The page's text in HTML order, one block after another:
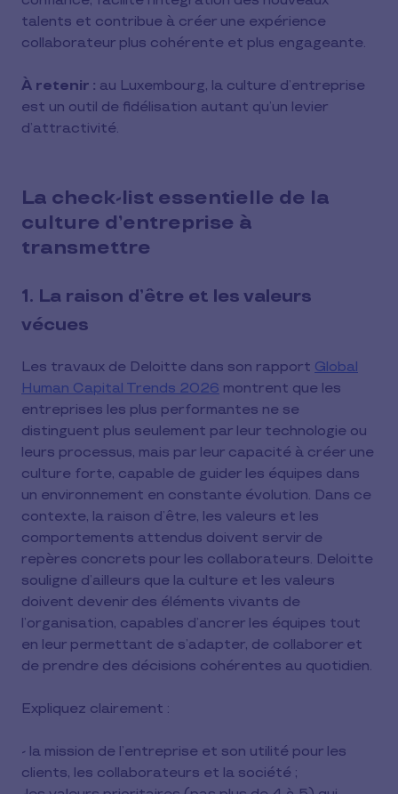
talents et contribue à créer une expérience
collaborateur plus cohérente et plus engageante.
À retenir : au Luxembourg, la culture d’entreprise
est un outil de fidélisation autant qu’un levier
d’attractivité.
La check-list essentielle de la
culture d’entreprise à
transmettre
1. La raison d’être et les valeurs
vécues
Les travaux de Deloitte dans son rapport Global
Human Capital Trends 2026 montrent que les
entreprises les plus performantes ne se
distinguent plus seulement par leur technologie ou
leurs processus, mais par leur capacité à créer une
culture forte, capable de guider les équipes dans
un environnement en constante évolution. Dans ce
contexte, la raison d’être, les valeurs et les
comportements attendus doivent servir de
repères concrets pour les collaborateurs. Deloitte
souligne d’ailleurs que la culture et les valeurs
doivent devenir des éléments vivants de
l’organisation, capables d’ancrer les équipes tout
en leur permettant de s’adapter, de collaborer et
de prendre des décisions cohérentes au quotidien.
Expliquez clairement :
- la mission de l’entreprise et son utilité pour les
clients, les collaborateurs et la société ;